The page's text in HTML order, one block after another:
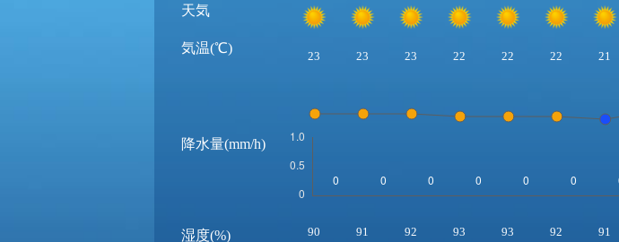
天気
気温(℃)
降水量(mm/h)
湿度(%)
23 23 23 22 22 22 21
90 91 92 93 93 92 91